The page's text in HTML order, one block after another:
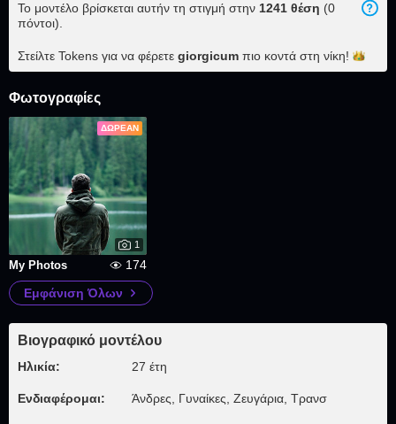
Το μοντέλο βρίσκεται αυτήν τη στιγμή στην 1241 θέση (0
πόντοι).
Στείλτε Tokens για να φέρετε giorgicum πιο κοντά στη νίκη!
Φωτογραφίες
ΔΩΡΕΆΝ
1
My Photos
174
Εμφάνιση Όλων
Βιογραφικό μοντέλου
Ηλικία: 27 έτη
Ενδιαφέρομαι: Άνδρες, Γυναίκες, Zευγάρια, Τρανσ